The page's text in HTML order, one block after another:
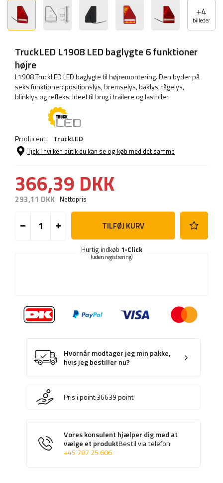
+4
billeder
TruckLED L1908 LED baglygte 6 funktioner
højre
L1908 TruckLED LED baglygte til højremontering. Den byder på
seks funktioner: positionslys, bremselys, baklys, tågelys,
blinklys og refleks. Ideel til brug i trailere og lastbiler.
Producent: TruckLED
Tjek i hvilken butik du kan se og køb med det samme
366,39 DKK
293,11 DKK Nettopris
TILFØJ KURV
Hurtig indkøb 1-Click
(uden registrering)
Hvornår modtager jeg min pakke,
hvis jeg bestiller nu?
Pris i point:36639point
Vores konsulent hjælper dig med at
vælge et produktBestil via telefon:
+45 787 25 606